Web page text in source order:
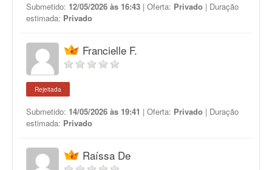
Submetido: 12/05/2026 às 16:43 | Oferta: Privado | Duração
estimada: Privado
Francielle F.
Rejeitada
Submetido: 14/05/2026 às 19:41 | Oferta: Privado | Duração
estimada: Privado
Raíssa De